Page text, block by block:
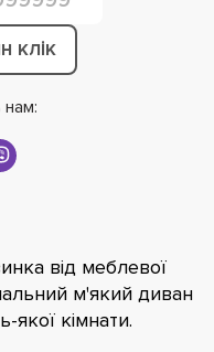
клік
нам:
від меблевої
м'який диван
кімнати.